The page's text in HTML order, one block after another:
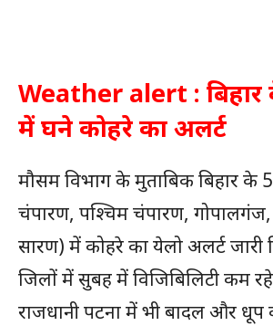
Weather alert : बिहार
में घने कोहरे का अलर्ट
मौसम विभाग के मुताबिक बिहार के 5
चंपारण, पश्चिम चंपारण,
सारण) में कोहरे का येलो अलर्ट जारी
जिलों में सुबह में विजिबिलिटी कम
राजधानी पटना में भी बादल और